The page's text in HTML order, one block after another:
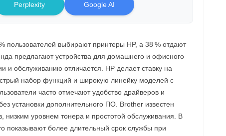
Perplexity Google AI
пользователей выбирают принтеры HP, а 38 % отдают
предлагают устройства для домашнего и офисного
и обслуживанию отличается. HP делает ставку на
набор функций и широкую линейку моделей с
часто отмечают удобство драйверов и
установки дополнительного ПО. Brother известен
низким уровнем тонера и простотой обслуживания. В
показывают более длительный срок службы при